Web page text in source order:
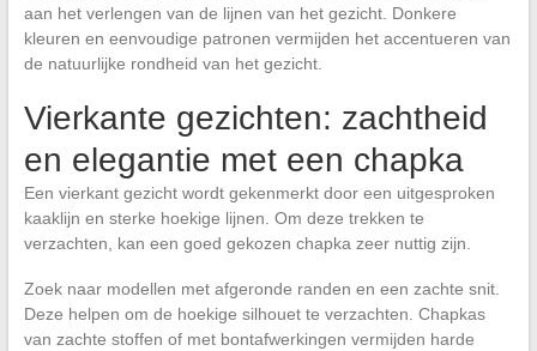
aan het verlengen van de lijnen van het gezicht. Donkere
kleuren en eenvoudige patronen vermijden het accentueren van
de natuurlijke rondheid van het gezicht.
Vierkante gezichten: zachtheid
en elegantie met een chapka
Een vierkant gezicht wordt gekenmerkt door een uitgesproken
kaaklijn en sterke hoekige lijnen. Om deze trekken te
verzachten, kan een goed gekozen chapka zeer nuttig zijn.
Zoek naar modellen met afgeronde randen en een zachte snit.
Deze helpen om de hoekige silhouet te verzachten. Chapkas
van zachte stoffen of met bontafwerkingen vermijden harde